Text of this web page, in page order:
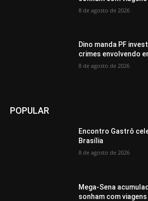
8 de agosto de 2026
Dino manda PF
crimes envolvendo
8 de agosto de 2026
POPULAR
Encontro Gastrô
Brasília
8 de agosto de 2026
Mega-Sena
sonham com